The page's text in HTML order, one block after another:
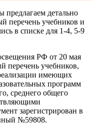
детально
перечень учебников и
в списке для 1-4, 5-9
РФ от 20 мая
перечень учебников,
имеющих
программ
среднего общего
зарегистрирован в
№59808.